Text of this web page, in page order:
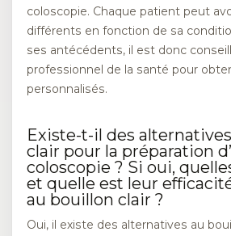
coloscopie. Chaque patient peut
différents en fonction de sa
ses antécédents, il est donc
professionnel de la santé pour
personnalisés.
Existe-t-il des
clair pour la préparation
coloscopie ? Si oui,
et quelle est leur
au bouillon clair ?
Oui, il existe des alternatives au